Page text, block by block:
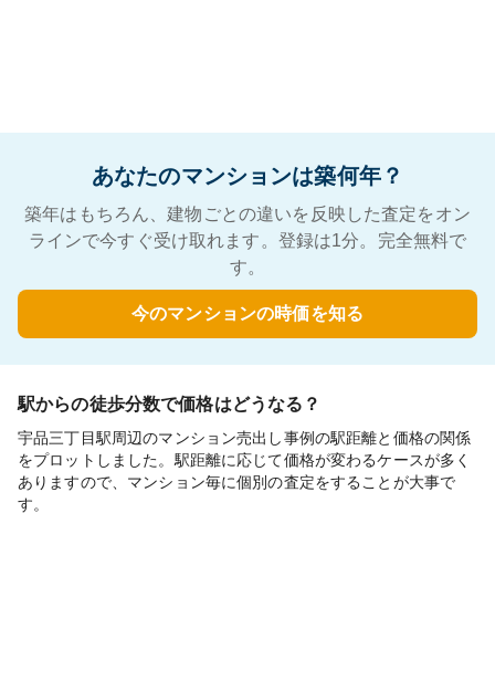
あなたのマンションは築何年？
築年はもちろん、建物ごとの違いを反映した査定をオン
ラインで今すぐ受け取れます。登録は1分。完全無料で
す。
今のマンションの時価を知る
駅からの徒歩分数で価格はどうなる？
宇品三丁目駅周辺のマンション売出し事例の駅距離と価格の関係
をプロットしました。駅距離に応じて価格が変わるケースが多く
ありますので、マンション毎に個別の査定をすることが大事で
す。